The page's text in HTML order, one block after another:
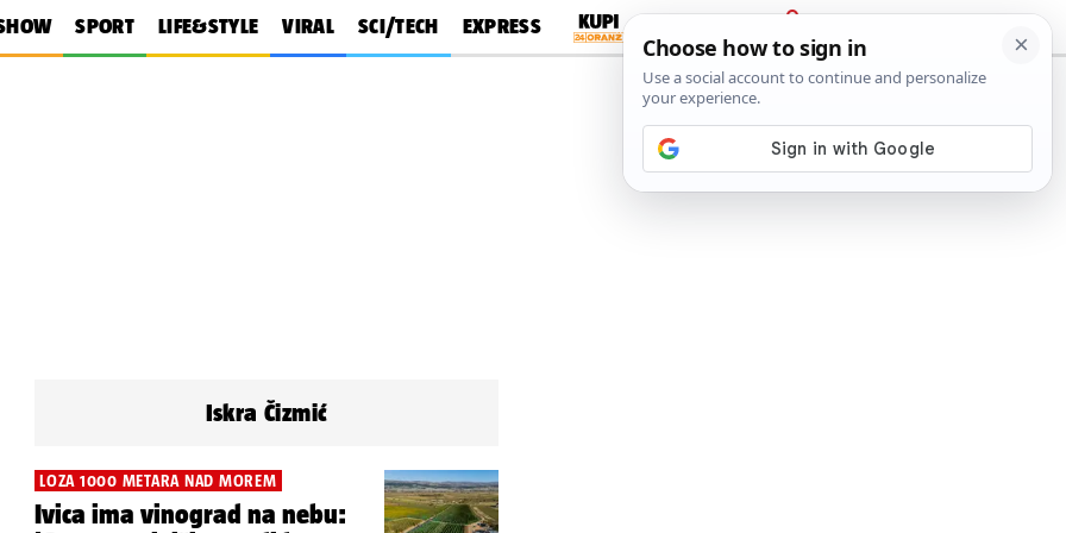
SPORT LIFE&STYLE VIRAL SCI/TECH EXPRESS
PRIJAVA
Iskra Čizmić
LOZA 1000 METARA NAD MOREM
Ivica ima vinograd na nebu: